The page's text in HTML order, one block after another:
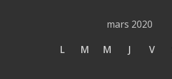
mars 2020
L
M M J V